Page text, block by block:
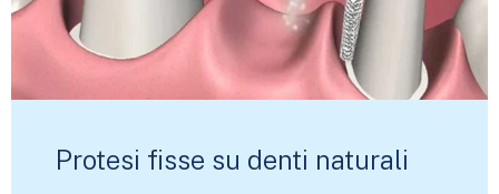
Protesi fisse su denti naturali